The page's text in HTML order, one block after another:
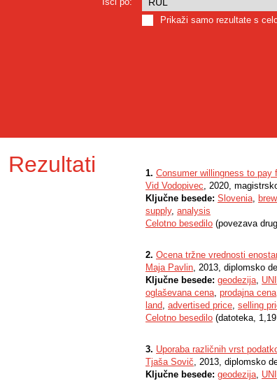
Prikaži samo rezultate s
Rezultati 1. Consumer willingness to pay
Vid Vodopivec, 2020,
Ključne besede: Slovenia,
supply, analysis
Celotno besedilo (povezava
2. Ocena tržne vrednosti
Maja Pavlin, 2013, diplomsko
Ključne besede: geodezija, UNI
oglaševana cena, prodajna cena
land, advertised price, selling
Celotno besedilo (datoteka,
3. Uporaba različnih vrst
Tjaša Sovič, 2013, diplomsko
Ključne besede: geodezija, UNI